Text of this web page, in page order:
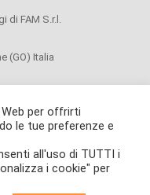
di FAM S.r.l.
(GO) Italia
per offrirti
le tue preferenze e
all'uso di TUTTI i
i cookie" per